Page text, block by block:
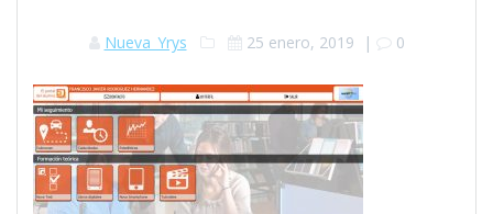
Nueva_Yrys 25 enero, 2019 | 0